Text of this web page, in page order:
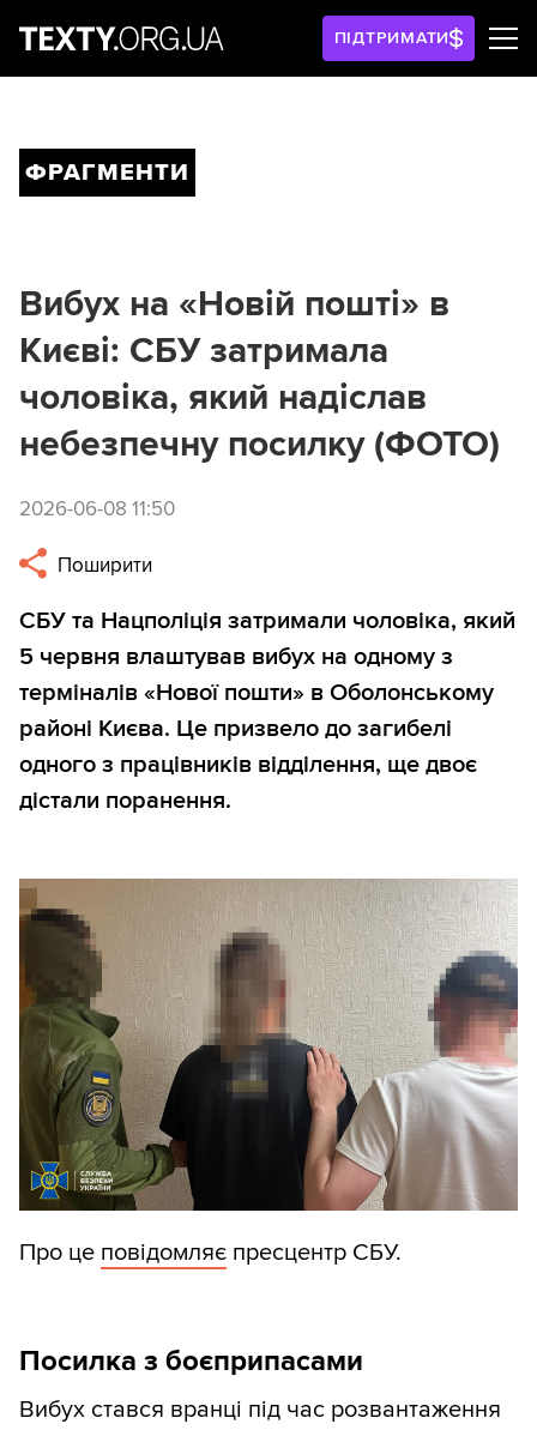
ПІДТРИМАТИ
ФРАГМЕНТИ
Вибух на «Новій пошті» в
Києві: СБУ затримала
чоловіка, який надіслав
небезпечну посилку (ФОТО)
2026-06-08 11:50
Поширити
СБУ та Нацполіція затримали чоловіка, який
5 червня влаштував вибух на одному з
терміналів «Нової пошти» в Оболонському
районі Києва. Це призвело до загибелі
одного з працівників відділення, ще двоє
дістали поранення.
Про це повідомляє пресцентр СБУ.
Посилка з боєприпасами
Вибух стався вранці під час розвантаження